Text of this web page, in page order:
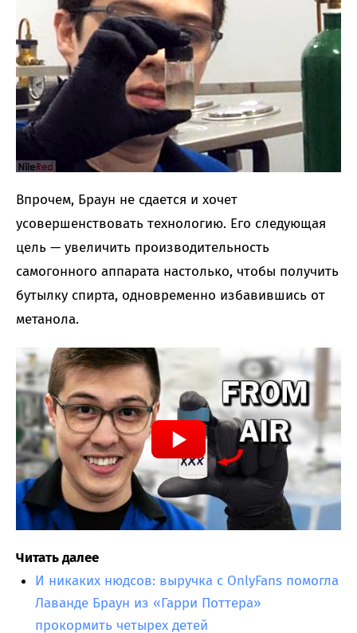
Впрочем, Браун не сдается и хочет
усовершенствовать технологию. Его следующая
цель — увеличить производительность
самогонного аппарата настолько, чтобы получить
бутылку спирта, одновременно избавившись от
метанола.
Читать далее
И никаких нюдсов: выручка с OnlyFans помогла
Лаванде Браун из «Гарри Поттера»
прокормить четырех детей